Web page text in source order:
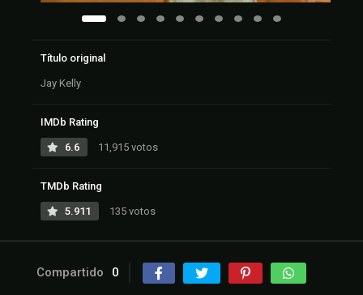
Título original
Jay Kelly
IMDb Rating
6.6 11,915 votos
TMDb Rating
5.911 135 votos
Compartido 0